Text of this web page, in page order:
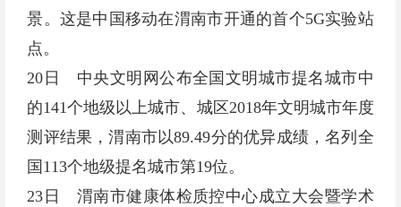
景。这是中国移动在渭南市开通的首个5G实验站
点。
20日 中央文明网公布全国文明城市提名城市中
的141个地级以上城市、城区2018年文明城市年度
测评结果，渭南市以89.49分的优异成绩，名列全
国113个地级提名城市第19位。
23日 渭南市健康体检质控中心成立大会暨学术